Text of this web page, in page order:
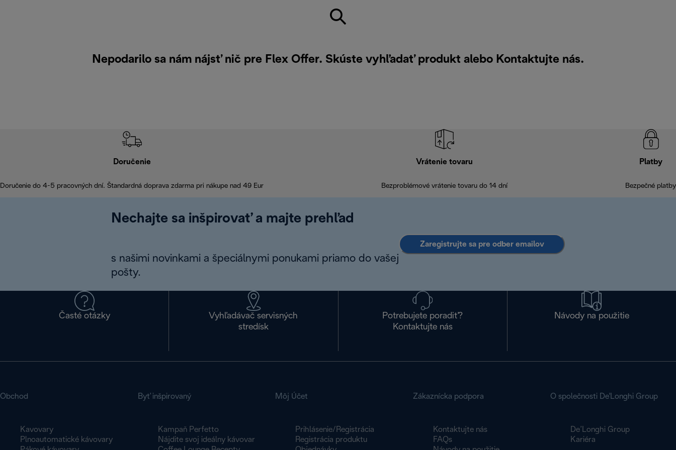
Nepodarilo sa nám nájsť nič pre Flex Offer. Skúste vyhľadať produkt alebo Kontaktujte nás.
Doručenie
Doručenie do 4-5 pracovných dní. Štandardná doprava zdarma pri nákupe nad 49 Eur
Vrátenie tovaru
Bezproblémové vrátenie tovaru do 14 dní
Platby
Bezpečné platby
Nechajte sa inšpirovať a majte prehľad
s našimi novinkami a špeciálnymi ponukami priamo do vašej
pošty.
Zaregistrujte sa pre odber emailov
Časté otázky
Vyhľadávač servisných
stredísk
Potrebujete poradiť?
Kontaktujte nás
Návody na použitie
Obchod
Kavovary
Plnoautomatické kávovary
Byť inšpirovaný
Kampaň Perfetto
Nájdite svoj ideálny kávovar
Môj Účet
Prihlásenie/Registrácia
Registrácia produktu
Zákaznícka podpora
Kontaktujte nás
FAQs
O společnosti De'Longhi Group
De’Longhi Group
Kariéra